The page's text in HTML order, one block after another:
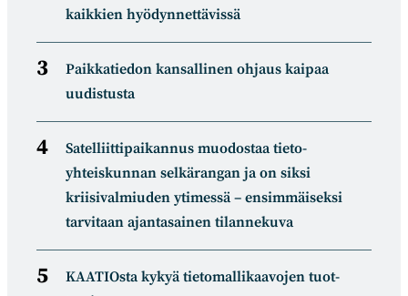
kaikkien hyödynnettävissä
Paikkatiedon kansallinen ohjaus kaipaa
uudistusta
Satelliitti­paikannus muodostaa tieto­
yhteiskunnan selkä­rangan ja on siksi
kriisivalmiuden ytimessä – ensimmäiseksi
tarvitaan ajantasainen tilannekuva
KAATIOsta kykyä tietomal­likaa­vojen tuot­